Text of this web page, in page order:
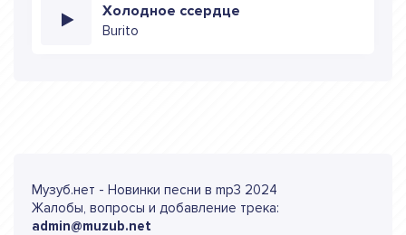
Холодное ссердце
Burito
Музуб.нет - Новинки песни в mp3 2024
Жалобы, вопросы и добавление трека:
admin@muzub.net